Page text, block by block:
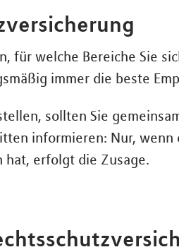
für welche Bereiche Sie
immer die beste
sollten Sie
informieren: Nur, wenn
hat, erfolgt die Zusage.